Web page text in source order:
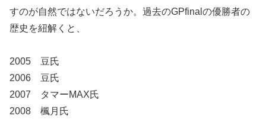
すのが自然ではないだろうか。過去のGPfinalの優勝者の
歴史を紐解くと、
2005 豆氏
2006 豆氏
2007 タマーMAX氏
2008 楓月氏